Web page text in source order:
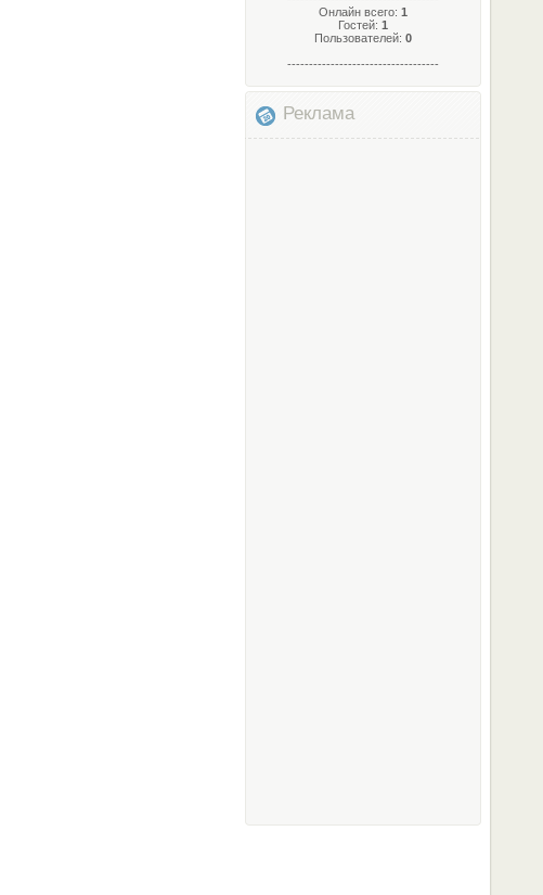
Онлайн всего:1
Гостей:1
Пользователей:0
-----------------------------------
Реклама